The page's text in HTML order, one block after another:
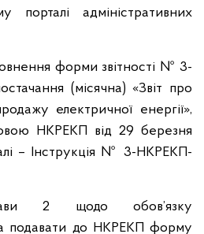
порталі адміністративних
форми звітності № 3-
(місячна) «Звіт про
електричної енергії»,
НКРЕКП від 29 березня
– Інструкція № 3-НКРЕКП-
2 щодо обов’язку
подавати до НКРЕКП форму